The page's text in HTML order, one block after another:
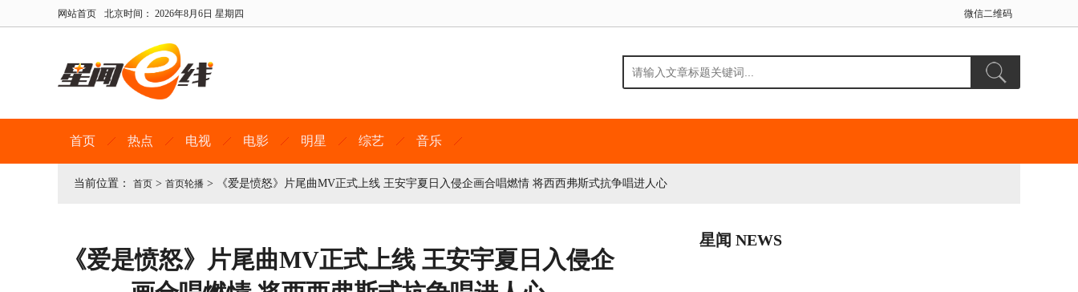
网站首页 北京时间： 2026年8月6日 星期四 微信二维码
首页 热点 电视 电影 明星 综艺 音乐
当前位置： 首页 > 首页轮播 > 《爱是愤怒》片尾曲MV正式上线 王安宇夏日入侵企画合唱燃情 将西西弗斯式抗争唱进人心
《爱是愤怒》片尾曲MV正式上线 王安宇夏日入侵企
星闻 NEWS